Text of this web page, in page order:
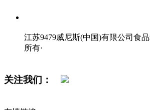
江苏9479威尼斯(中国)有限公司食
所有·
关注我们：